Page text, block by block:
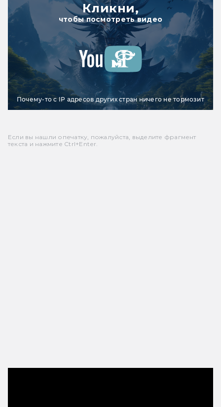
Кликни,
чтобы посмотреть видео
Почему-то с IP адресов других стран ничего не тормозит
Если вы нашли опечатку, пожалуйста, выделите фрагмент
текста и нажмите Ctrl+Enter.